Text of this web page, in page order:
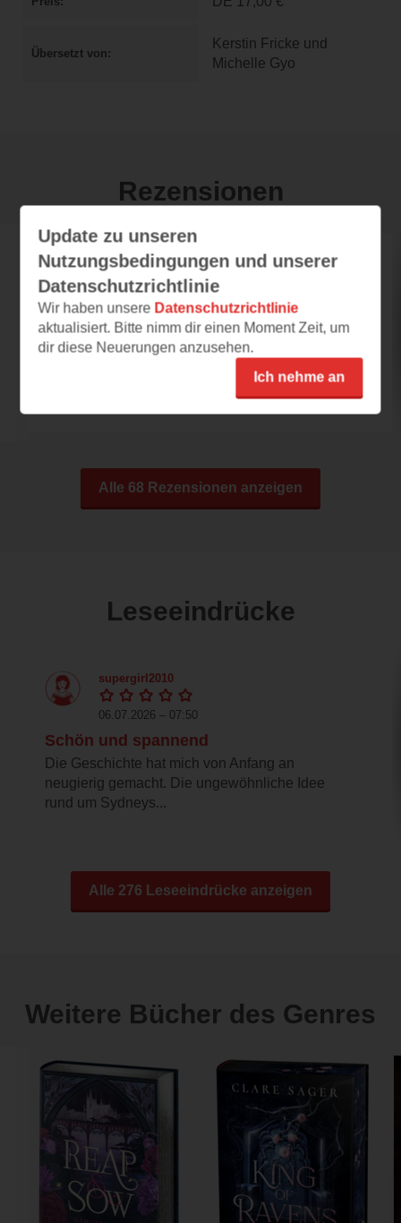
Übersetzt von
Kerstin Fricke und
Michelle Gyo
Rezensionen
franci
04.08.2026 – 21:11
Wenn dir der Tod auf den Fersen,
jeden Tag nah ist …
Wenn dir der Tod auf den Fersen, jeden Tag
nah ist … Sydney Hoffmann kann
Alle 68 Rezensionen anzeigen
Leseeindrücke
supergirl2010
06.07.2026 – 07:50
Schön und spannend
Die Geschichte hat mich von Anfang an
neugierig gemacht. Die ungewöhnliche Idee
rund um Sydneys...
Alle 276 Leseeindrücke anzeigen
Weitere Bücher des Genres
Update zu unseren
Nutzungsbedingungen und unserer
Datenschutzrichtlinie
Wir haben unsere Datenschutzrichtlinie
aktualisiert. Bitte nimm dir einen Moment Zeit, um
dir diese Neuerungen anzusehen.
Ich nehme an